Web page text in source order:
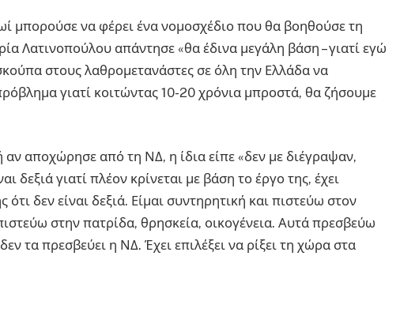
μπορούσε να φέρει ένα νομοσχέδιο που θα βοηθούσε τη
Λατινοπούλου απάντησε «θα έδινα μεγάλη βάση – γιατί εγώ
στους λαθρομετανάστες σε όλη την Ελλάδα να
γιατί κοιτώντας 10-20 χρόνια μπροστά, θα ζήσουμε
αποχώρησε από τη ΝΔ, η ίδια είπε «δεν με διέγραψαν,
δεξιά γιατί πλέον κρίνεται με βάση το έργο της, έχει
δεν είναι δεξιά. Είμαι συντηρητική και πιστεύω στον
στην πατρίδα, θρησκεία, οικογένεια. Αυτά πρεσβεύω
τα πρεσβεύει η ΝΔ. Έχει επιλέξει να ρίξει τη χώρα στα